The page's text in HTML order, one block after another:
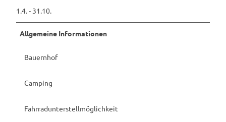
1.4. - 31.10.
Allgemeine Informationen
Bauernhof
Camping
Fahrradunterstellmöglichkeit